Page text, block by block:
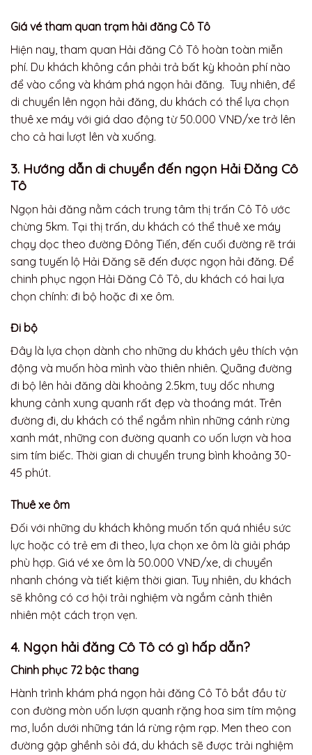
Giá vé tham quan trạm hải đăng Cô Tô
Hiện nay, tham quan Hải đăng Cô Tô hoàn toàn miễn
phí. Du khách không cần phải trả bất kỳ khoản phí nào
để vào cổng và khám phá ngọn hải đăng. Tuy nhiên, để
di chuyển lên ngọn hải đăng, du khách có thể lựa chọn
thuê xe máy với giá dao động từ 50.000 VNĐ/xe trở lên
cho cả hai lượt lên và xuống.
3. Hướng dẫn di chuyển đến ngọn Hải Đăng Cô
Tô
Ngọn hải đăng nằm cách trung tâm thị trấn Cô Tô ước
chừng 5km. Tại thị trấn, du khách có thể thuê xe máy
chạy dọc theo đường Đông Tiến, đến cuối đường rẽ trái
sang tuyến lộ Hải Đăng sẽ đến được ngọn hải đăng. Để
chinh phục ngọn Hải Đăng Cô Tô, du khách có hai lựa
chọn chính: đi bộ hoặc đi xe ôm.
Đi bộ
Đây là lựa chọn dành cho những du khách yêu thích vận
động và muốn hòa mình vào thiên nhiên. Quãng đường
đi bộ lên hải đăng dài khoảng 2.5km, tuy dốc nhưng
khung cảnh xung quanh rất đẹp và thoáng mát. Trên
đường đi, du khách có thể ngắm nhìn những cánh rừng
xanh mát, những con đường quanh co uốn lượn và hoa
sim tím biếc. Thời gian di chuyển trung bình khoảng 30-
45 phút.
Thuê xe ôm
Đối với những du khách không muốn tốn quá nhiều sức
lực hoặc có trẻ em đi theo, lựa chọn xe ôm là giải pháp
phù hợp. Giá vé xe ôm là 50.000 VNĐ/xe, di chuyển
nhanh chóng và tiết kiệm thời gian. Tuy nhiên, du khách
sẽ không có cơ hội trải nghiệm và ngắm cảnh thiên
nhiên một cách trọn vẹn.
4. Ngọn hải đăng Cô Tô có gì hấp dẫn?
Chinh phục 72 bậc thang
Hành trình khám phá ngọn hải đăng Cô Tô bắt đầu từ
con đường mòn uốn lượn quanh rặng hoa sim tím mộng
mơ, luồn dưới những tán lá rừng rậm rạp. Men theo con
đường gập ghềnh sỏi đá, du khách sẽ được trải nghiệm